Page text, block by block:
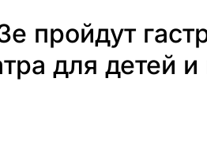
пройдут
для детей